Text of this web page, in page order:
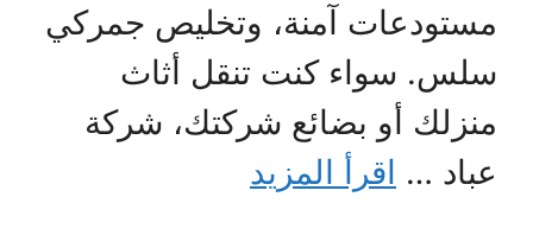
مستودعات آمنة، وتخليص جمركي
سلس. سواء كنت تنقل أثاث
منزلك أو بضائع شركتك، شركة
عباد … اقرأ المزيد